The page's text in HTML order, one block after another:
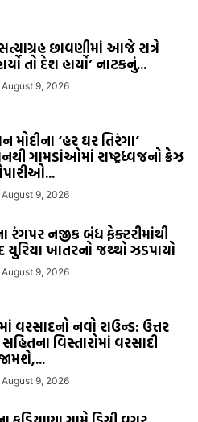
છાવણીમાં આજે રાત્રે
તો દેશ હાર્યો’ નાટકનું...
August 9, 2026
મોદીના ‘હર ઘર તિરંગા’
ગામડાંઓમાં રાષ્ટ્રધ્વજનો ક્રેઝ
August 9, 2026
રંગપર નજીક બંધ ફેક્ટરીમાંથી
યુરિયા ખાતરનો જથ્થો ઝડપાયો
August 9, 2026
વરસાદનો નવો રાઉન્ડ: ઉત્તર
વિસ્તારોમાં વરસાદી
August 9, 2026